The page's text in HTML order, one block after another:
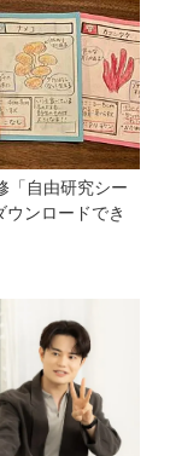
「自由研究シー
ウンロードでき